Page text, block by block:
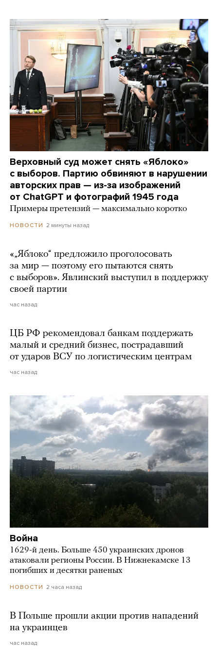
Верховный суд может снять «Яблоко»
с выборов. Партию обвиняют в нарушении
авторских прав — из-за изображений
от ChatGPT и фотографий 1945 года
Примеры претензий — максимально коротко
НОВОСТИ 2 минуты назад
«„Яблоко“ предложило проголосовать
за мир — поэтому его пытаются снять
с выборов». Явлинский выступил в поддержку
своей партии
час назад
ЦБ РФ рекомендовал банкам поддержать
малый и средний бизнес, пострадавший
от ударов ВСУ по логистическим центрам
час назад
Война
1629-й день. Больше 450 украинских дронов
атаковали регионы России. В Нижнекамске 13
погибших и десятки раненых
НОВОСТИ 2 часа назад
В Польше прошли акции против нападений
на украинцев
час назад